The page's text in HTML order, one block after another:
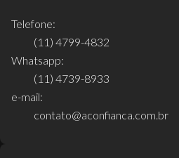
Telefone:
(11) 4799-4832
Whatsapp:
(11) 4739-8933
e-mail:
contato@aconfianca.com.br